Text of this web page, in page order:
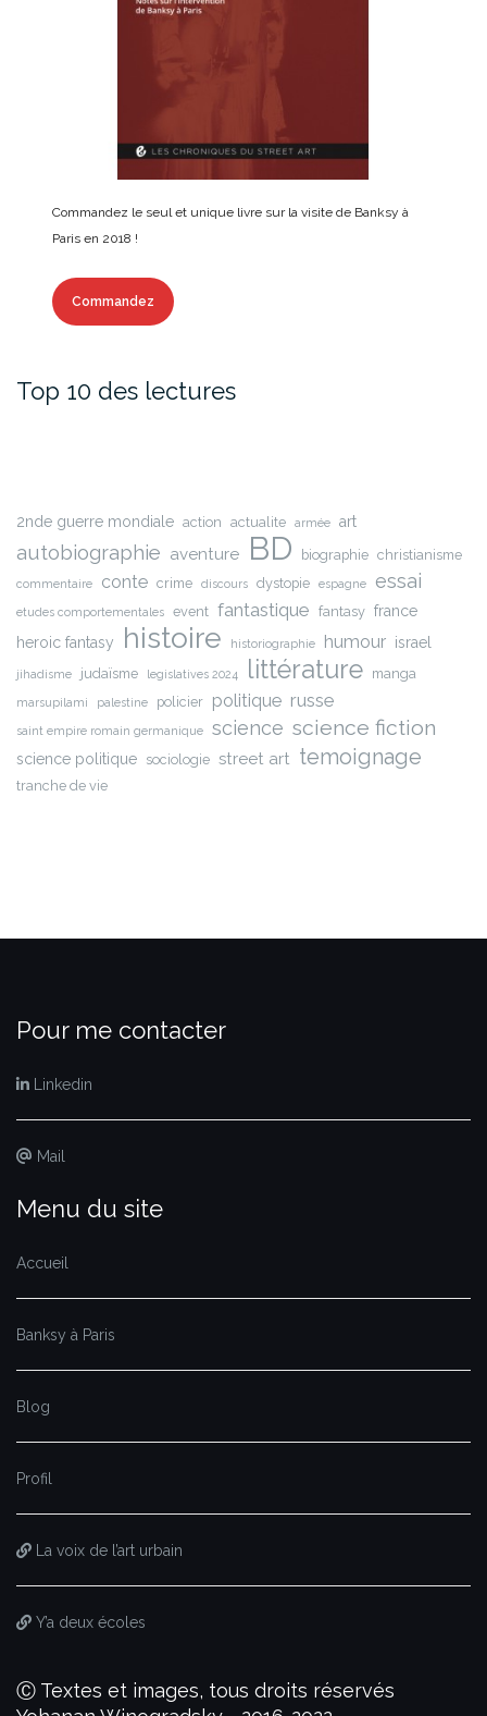
Commandez le seul et unique livre sur la visite de Banksy à
Paris en 2018 !
Commandez
Top 10 des lectures
2nde guerre mondiale action actualite armée art
autobiographie aventure BD biographie christianisme
commentaire conte crime discours dystopie espagne essai
etudes comportementales event fantastique fantasy france
heroic fantasy
histoire historiographie humour israel
jihadisme judaïsme legislatives 2024 littérature manga
marsupilami palestine policier politique russe
saint empire romain germanique science science fiction
science politique sociologie street art temoignage
tranche de vie
Pour me contacter
Linkedin
Mail
Menu du site
Accueil
Banksy à Paris
Blog
Profil
La voix de l’art urbain
Y’a deux écoles
Ⓒ Textes et images, tous droits réservés